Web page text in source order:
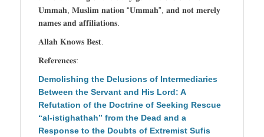
𝐔𝐦𝐦𝐚𝐡, 𝐌𝐮𝐬𝐥𝐢𝐦 𝐧𝐚𝐭𝐢𝐨𝐧 “𝐔𝐦𝐦𝐚𝐡”, 𝐚𝐧𝐝 𝐧𝐨𝐭 𝐦𝐞𝐫𝐞𝐥𝐲
𝐧𝐚𝐦𝐞𝐬 𝐚𝐧𝐝 𝐚𝐟𝐟𝐢𝐥𝐢𝐚𝐭𝐢𝐨𝐧𝐬.
𝐀𝐥𝐥𝐚𝐡 𝐊𝐧𝐨𝐰𝐬 𝐁𝐞𝐬𝐭.
𝐑𝐞𝐟𝐞𝐫𝐞𝐧𝐜𝐞𝐬:
Demolishing the Delusions of Intermediaries
Between the Servant and His Lord: A
Refutation of the Doctrine of Seeking Rescue
“al-istighathah” from the Dead and a
Response to the Doubts of Extremist Sufis